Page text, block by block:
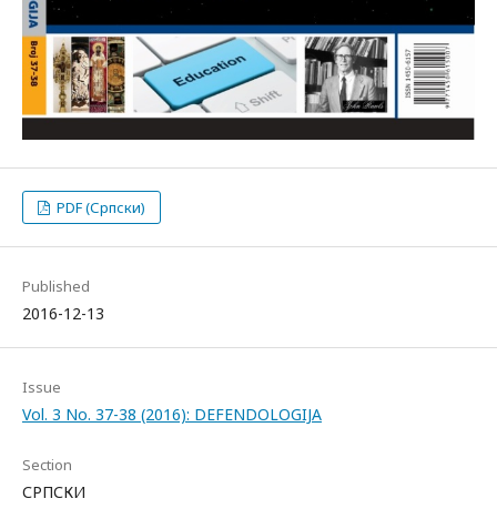
PDF (Српски)
Published
2016-12-13
Issue
Vol. 3 No. 37-38 (2016): DEFENDOLOGIJA
Section
СРПСКИ